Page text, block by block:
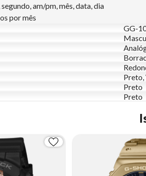
am/pm, mês, data, dia
por mês
GG-
Preto,
Preto
Preto